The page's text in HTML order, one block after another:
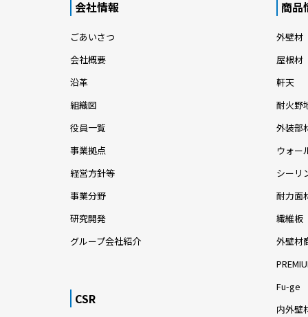
会社情報
ごあいさつ
会社概要
沿革
組織図
役員一覧
事業拠点
経営方針等
事業分野
研究開発
グループ会社紹介
CSR
商品
外壁材
屋根材
軒天
耐火野
外装部
ウォー
シーリ
耐力面
繊維板
外壁材
Fu-ge
内外壁